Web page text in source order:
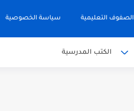
الصفوف التعليمية سياسة الخصوصية
الكتب المدرسية